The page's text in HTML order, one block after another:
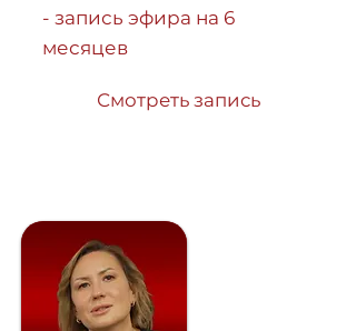
- запись эфира на 6
месяцев
Смотреть запись